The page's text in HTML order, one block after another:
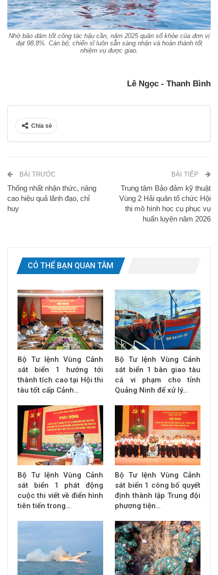
Nhờ bảo đảm tốt công tác hậu cần, năm 2025 quân số khỏe của đơn vị
đạt 98,8%. Cán bộ, chiến sĩ luôn sẵn sàng nhận và hoàn thành tốt
nhiệm vụ được giao.
Lê Ngọc - Thanh Bình
Chia sẻ
BÀI TRƯỚC
Thống nhất nhận thức, nâng
cao hiệu quả lãnh đạo, chỉ
huy
BÀI TIẾP
Trung tâm Bảo đảm kỹ thuật
Vùng 2 Hải quân tổ chức Hội
thi mô hình học cụ phục vụ
huấn luyện năm 2026
CÓ THỂ BẠN QUAN TÂM
Bộ Tư lệnh Vùng Cảnh
sát biển 1 hướng tới
thành tích cao tại Hội thi
tàu tốt cấp Cảnh…
Bộ Tư lệnh Vùng Cảnh
sát biển 1 bàn giao tàu
cá vi phạm cho tỉnh
Quảng Ninh để xử lý…
Bộ Tư lệnh Vùng Cảnh
sát biển 1 phát động
cuộc thi viết về điển hình
tiên tiến trong…
Bộ Tư lệnh Vùng Cảnh
sát biển 1 công bố quyết
định thành lập Trung đội
phương tiện…